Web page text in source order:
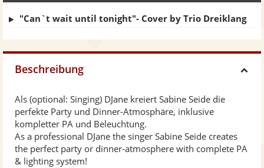
"Can`t wait until tonight"- Cover by Trio Dreiklang
Beschreibung
Als (optional: Singing) DJane kreiert Sabine Seide die
perfekte Party und Dinner-Atmosphäre, inklusive
kompletter PA und Beleuchtung.
As a professional DJane the singer Sabine Seide creates
the perfect party or dinner-atmosphere with complete PA
& lighting system!